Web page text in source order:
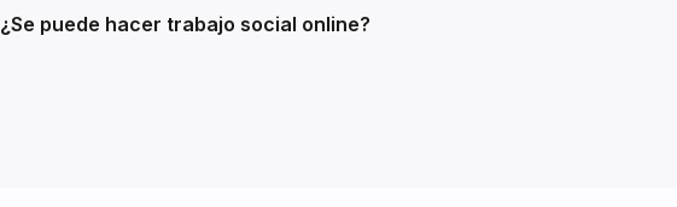
¿Se puede hacer trabajo social online?